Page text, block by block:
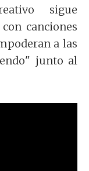
sigue
canciones
a las
junto al